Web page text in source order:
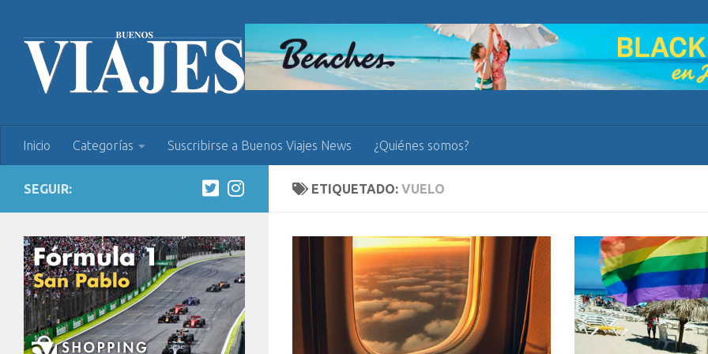
Inicio Categorías Suscribirse a Buenos Viajes News ¿Quiénes somos?
ETIQUETADO: VUELO
SEGUIR: